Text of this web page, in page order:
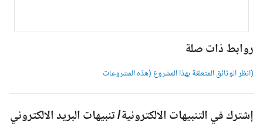
روابط ذات صلة
(انظر الوثائق المتعلقة بهذا المشروع (هذه المشروعات
إشترك في التنبيهات الالكترونية/ تنبيهات البريد الالكتروني